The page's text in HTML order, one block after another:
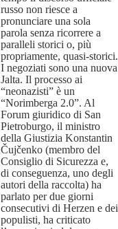
russo non riesce a
pronunciare una sola
parola senza ricorrere a
paralleli storici o, più
propriamente, quasi-storici.
I negoziati sono una nuova
Jalta. Il processo ai
“neonazisti” è un
“Norimberga 2.0”. Al
Forum giuridico di San
Pietroburgo, il ministro
della Giustizia Konstantin
Čujčenko (membro del
Consiglio di Sicurezza e,
di conseguenza, uno degli
autori della raccolta) ha
parlato per due giorni
consecutivi di Herzen e dei
populisti, ha criticato